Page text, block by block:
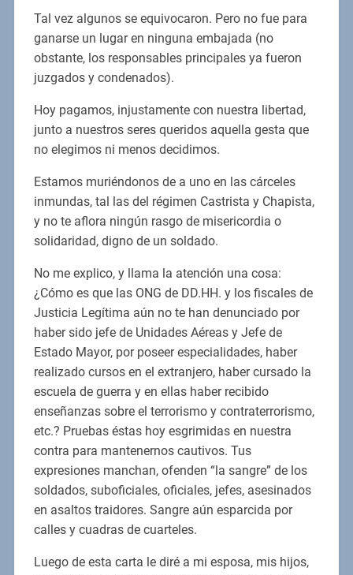
Tal vez algunos se equivocaron. Pero no fue para
ganarse un lugar en ninguna embajada (no
obstante, los responsables principales ya fueron
juzgados y condenados).
Hoy pagamos, injustamente con nuestra libertad,
junto a nuestros seres queridos aquella gesta que
no elegimos ni menos decidimos.
Estamos muriéndonos de a uno en las cárceles
inmundas, tal las del régimen Castrista y Chapista,
y no te aflora ningún rasgo de misericordia o
solidaridad, digno de un soldado.
No me explico, y llama la atención una cosa:
¿Cómo es que las ONG de DD.HH. y los fiscales de
Justicia Legítima aún no te han denunciado por
haber sido jefe de Unidades Aéreas y Jefe de
Estado Mayor, por poseer especialidades, haber
realizado cursos en el extranjero, haber cursado la
escuela de guerra y en ellas haber recibido
enseñanzas sobre el terrorismo y contraterrorismo,
etc.? Pruebas éstas hoy esgrimidas en nuestra
contra para mantenernos cautivos. Tus
expresiones manchan, ofenden “la sangre” de los
soldados, suboficiales, oficiales, jefes, asesinados
en asaltos traidores. Sangre aún esparcida por
calles y cuadras de cuarteles.
Luego de esta carta le diré a mi esposa, mis hijos,